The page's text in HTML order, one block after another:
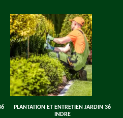
PLANTATION ET ENTRETIEN JARDIN 36
INDRE